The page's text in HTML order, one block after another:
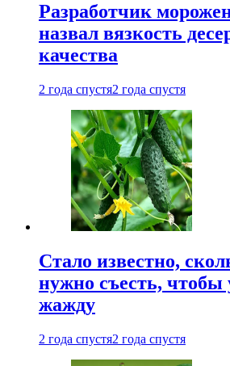
Разработчик
назвал вязкость
качества
2 года спустя2 года спустя
Стало известно,
нужно съесть, чтобы
жажду
2 года спустя2 года спустя